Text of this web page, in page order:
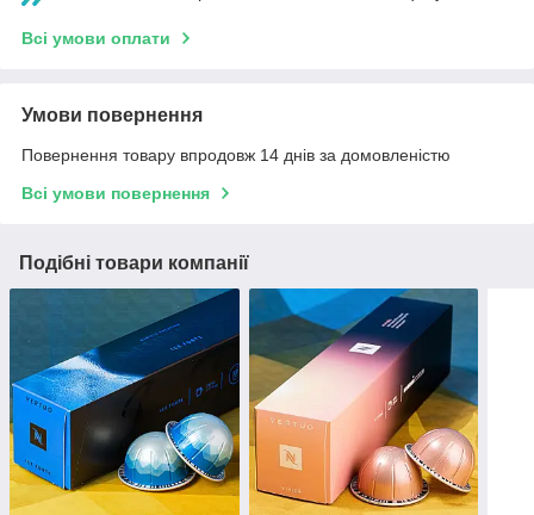
Всі умови оплати
Умови повернення
Повернення товару впродовж 14 днів за домовленістю
Всі умови повернення
Подібні товари компанії